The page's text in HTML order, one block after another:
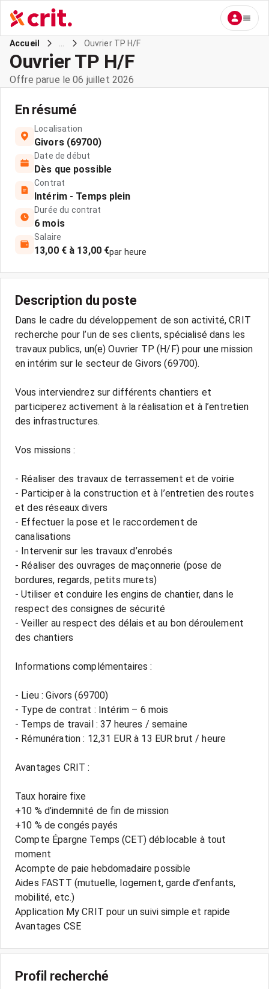
Accueil Ouvrier TP H/F
Ouvrier TP H/F
Offre parue le 06 juillet 2026
En résumé
Localisation
Givors (69700)
Date de début
Dès que possible
Contrat
Intérim - Temps plein
Durée du contrat
6 mois
Salaire
13,00 € à 13,00 €par heure
Description du poste
Dans le cadre du développement de son activité, CRIT
recherche pour l’un de ses clients, spécialisé dans les
travaux publics, un(e) Ouvrier TP (H/F) pour une mission
en intérim sur le secteur de Givors (69700).
Vous interviendrez sur différents chantiers et
participerez activement à la réalisation et à l’entretien
des infrastructures.
Vos missions :
- Réaliser des travaux de terrassement et de voirie
- Participer à la construction et à l’entretien des routes
et des réseaux divers
- Effectuer la pose et le raccordement de
canalisations
- Intervenir sur les travaux d’enrobés
- Réaliser des ouvrages de maçonnerie (pose de
bordures, regards, petits murets)
- Utiliser et conduire les engins de chantier, dans le
respect des consignes de sécurité
- Veiller au respect des délais et au bon déroulement
des chantiers
Informations complémentaires :
- Lieu : Givors (69700)
- Type de contrat : Intérim – 6 mois
- Temps de travail : 37 heures / semaine
- Rémunération : 12,31 EUR à 13 EUR brut / heure
Avantages CRIT :
Taux horaire fixe
+10 % d’indemnité de fin de mission
+10 % de congés payés
Compte Épargne Temps (CET) déblocable à tout
moment
Acompte de paie hebdomadaire possible
Aides FASTT (mutuelle, logement, garde d’enfants,
mobilité, etc.)
Application My CRIT pour un suivi simple et rapide
Avantages CSE
Profil recherché